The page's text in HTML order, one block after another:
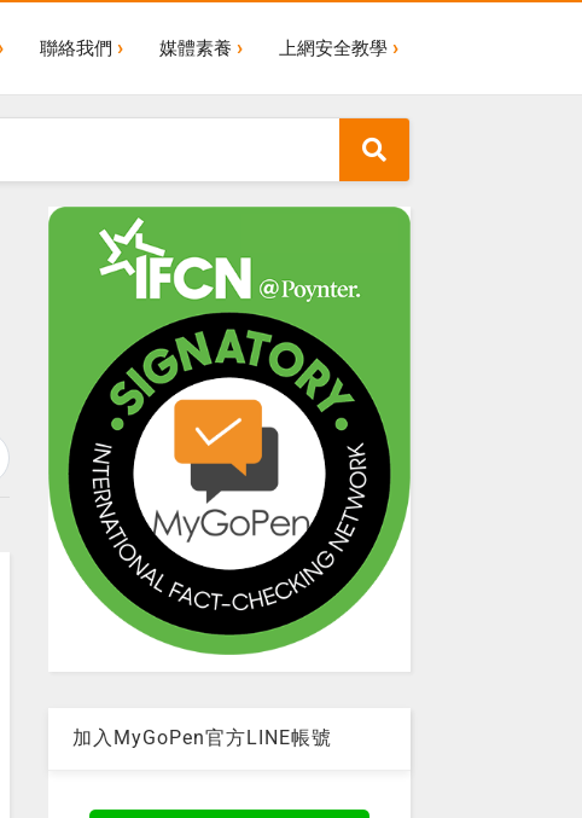
聯絡我們 媒體素養 上網安全教學
加入MyGoPen官方LINE帳號